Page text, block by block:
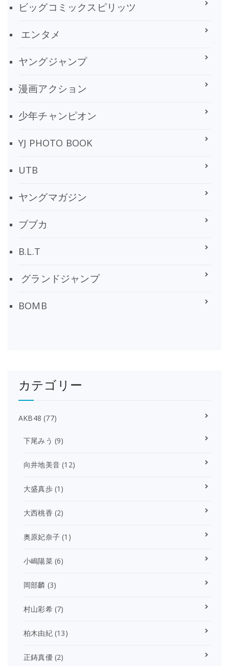
ビッグコミックスピリッツ
エンタメ
ヤングジャンプ
漫画アクション
少年チャンピオン
YJ PHOTO BOOK
UTB
ヤングマガジン
ブブカ
B.L.T
グランドジャンプ
BOMB
カテゴリー
AKB48 (77)
下尾みう (9)
向井地美音 (12)
大盛真歩(1)
大西桃香 (2)
奥原妃奈子 (1)
小嶋陽菜(6)
岡部麟 (3)
村山彩希(7)
柏木由紀(13)
正鋳真優(2)